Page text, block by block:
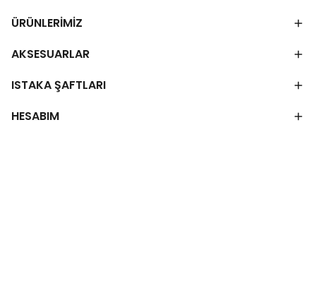
ÜRÜNLERİMİZ
AKSESUARLAR
ISTAKA ŞAFTLARI
HESABIM